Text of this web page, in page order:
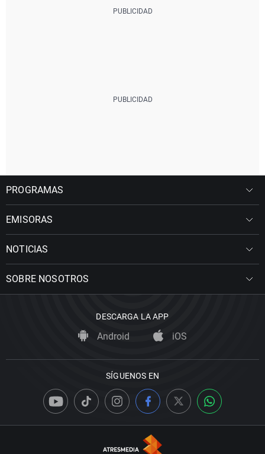
PROGRAMAS
EMISORAS
NOTICIAS
SOBRE NOSOTROS
DESCARGA LA APP
Android iOS
SÍGUENOS EN